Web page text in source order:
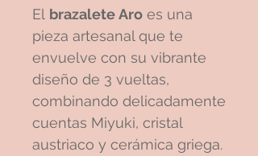
El brazaleteAro es una
pieza artesanal que te
envuelve con su vibrante
diseño de 3 vueltas,
combinando delicadamente
cuentas Miyuki, cristal
austriaco y cerámica griega.